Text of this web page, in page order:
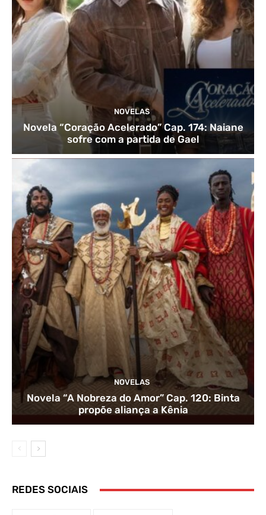
NOVELAS
Novela “Coração Acelerado” Cap. 174: Naiane
sofre com a partida de Gael
NOVELAS
Novela “A Nobreza do Amor” Cap. 120: Binta
propõe aliança a Kênia
REDES SOCIAIS